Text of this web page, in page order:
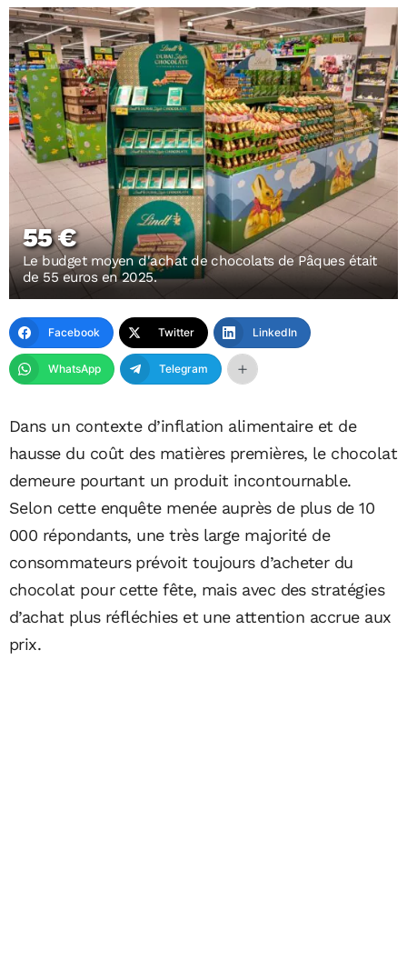
55 €
Le budget moyen d'achat de chocolats de Pâques était
de 55 euros en 2025.
Facebook Twitter LinkedIn
WhatsApp Telegram
Dans un contexte d’inflation alimentaire et de
hausse du coût des matières premières, le chocolat
demeure pourtant un produit incontournable.
Selon cette enquête menée auprès de plus de 10
000 répondants, une très large majorité de
consommateurs prévoit toujours d’acheter du
chocolat pour cette fête, mais avec des stratégies
d’achat plus réfléchies et une attention accrue aux
prix.